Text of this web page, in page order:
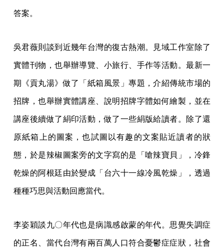
答案。
吳君薇則談到近幾年台灣的復古熱潮。見域工作室除了
實體刊物，也舉辦導覽、小旅行、手作等活動。最新一
期《貢丸湯》做了「紙箱風景」專題，介紹傳統市場的
招牌，也舉辦實體講座、說明招牌字體如何繪製，並在
講座後續做了絹印活動，做了一些絹版給讀者。除了還
原紙箱上的圖案，也試圖以有趣的文案貼近讀者的狀
態，於是辣椒圖案旁的文字寫的是「嗆辣寶貝」，冷鋒
乾燥的阿根廷由於變成「台六十一線冷風乾燥」，透過
種種巧思與活動回應當代。
李姿穎談九〇年代也是病識感啟蒙的年代。思覺失調症
的正名、當代台灣有兩百萬人口符合憂鬱症症狀，社會